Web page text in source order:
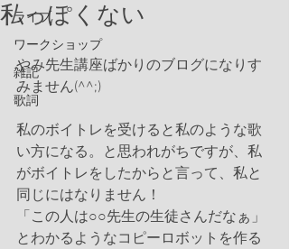
ライブ
ワークショップ
雑記
歌詞
私っぽくない
やみ先生講座ばかりのブログになりす
みません(^^;)
私のボイトレを受けると私のような歌
い方になる。と思われがちですが、私
がボイトレをしたからと言って、私と
同じにはなりません！
「この人は○○先生の生徒さんだなぁ」
とわかるようなコピーロボットを作る